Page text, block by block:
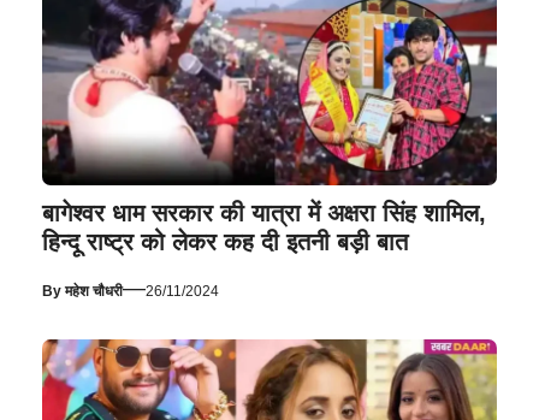
बागेश्वर धाम सरकार की यात्रा में अक्षरा सिंह शामिल,
हिन्दू राष्ट्र को लेकर कह दी इतनी बड़ी बात
Byमहेश चौधरी—26/11/2024